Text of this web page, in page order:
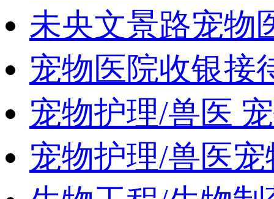
未央文景路宠物
宠物医院收银接
宠物护理/兽医
宠物护理/兽医